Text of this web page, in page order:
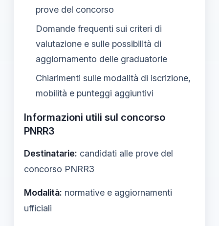
prove del concorso
Domande frequenti sui criteri di
valutazione e sulle possibilità di
aggiornamento delle graduatorie
Chiarimenti sulle modalità di iscrizione,
mobilità e punteggi aggiuntivi
Informazioni utili sul concorso
PNRR3
Destinatarie: candidati alle prove del
concorso PNRR3
Modalità: normative e aggiornamenti
ufficiali